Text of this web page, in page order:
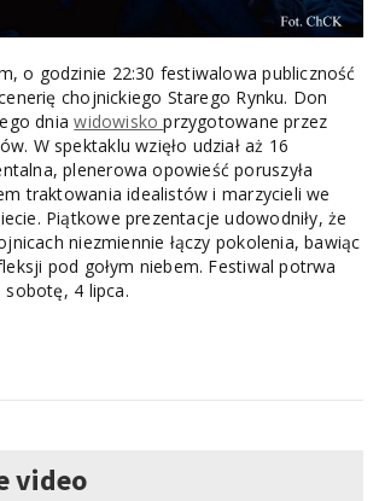
o godzinie 22:30 festiwalowa publiczność
chojnickiego Starego Rynku. Don
dniawidowiskoprzygotowane przez
W spektaklu wzięło udział aż 16
plenerowa opowieść poruszyła
traktowania idealistów i marzycieli we
Piątkowe prezentacje udowodniły, że
niezmiennie łączy pokolenia, bawiąc
pod gołym niebem. Festiwal potrwa
sobotę, 4 lipca.
video